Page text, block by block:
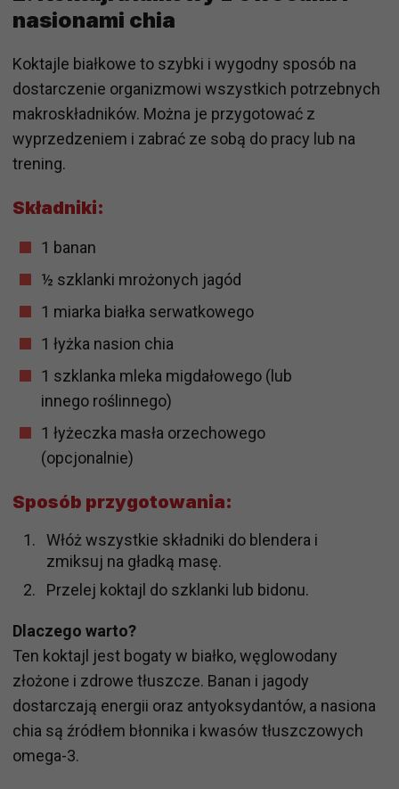
nasionami chia
Koktajle białkowe to szybki i wygodny sposób na
dostarczenie organizmowi wszystkich potrzebnych
makroskładników. Można je przygotować z
wyprzedzeniem i zabrać ze sobą do pracy lub na
trening.
Składniki:
1 banan
½ szklanki mrożonych jagód
1 miarka białka serwatkowego
1 łyżka nasion chia
1 szklanka mleka migdałowego (lub
innego roślinnego)
1 łyżeczka masła orzechowego
(opcjonalnie)
Sposób przygotowania:
Włóż wszystkie składniki do blendera i
zmiksuj na gładką masę.
Przelej koktajl do szklanki lub bidonu.
Dlaczego warto?
Ten koktajl jest bogaty w białko, węglowodany
złożone i zdrowe tłuszcze. Banan i jagody
dostarczają energii oraz antyoksydantów, a nasiona
chia są źródłem błonnika i kwasów tłuszczowych
omega-3.